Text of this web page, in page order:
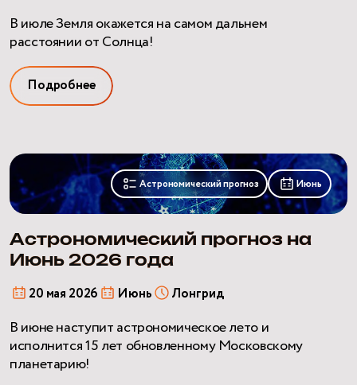
В июле Земля окажется на самом дальнем
расстоянии от Солнца!
Подробнее
Астрономический
прогноз
на
Июнь
2026
года
Астрономический прогноз Июнь
Астрономический прогноз на
Июнь 2026 года
20 мая 2026 Июнь Лонгрид
В июне наступит астрономическое лето и
исполнится 15 лет обновленному Московскому
планетарию!